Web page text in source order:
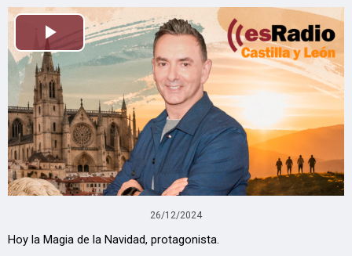
Reproducir
26/12/2024
Hoy la Magia de la Navidad, protagonista.